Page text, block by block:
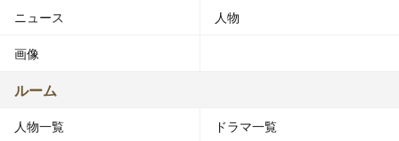
ニュース 人物
画像
ルーム
人物一覧 ドラマ一覧